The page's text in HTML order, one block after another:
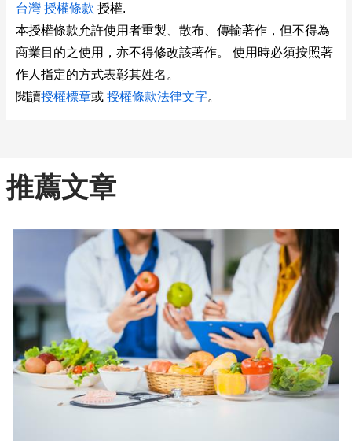
台灣 授權條款 授權.
本授權條款允許使用者重製、散布、傳輸著作，但不得為
商業目的之使用，亦不得修改該著作。 使用時必須按照著
作人指定的方式表彰其姓名。
閱讀授權標章或 授權條款法律文字。
推薦文章